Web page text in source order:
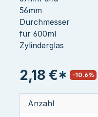
2,18 €* -10.6%
Anzahl